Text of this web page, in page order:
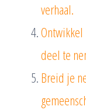
verhaal.
deel te
Breid je